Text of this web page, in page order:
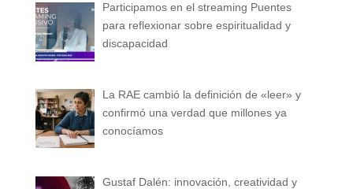
Participamos en el streaming Puentes
para reflexionar sobre espiritualidad y
discapacidad
La RAE cambió la definición de «leer» y
confirmó una verdad que millones ya
conocíamos
Gustaf Dalén: innovación, creatividad y